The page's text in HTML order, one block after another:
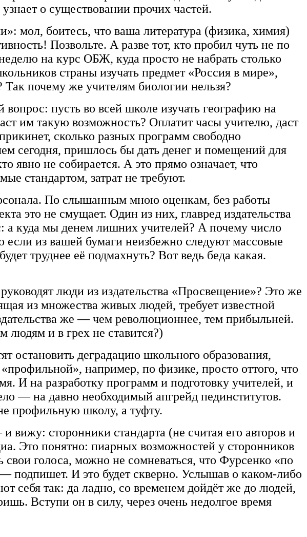
о существовании прочих частей.
мол, боитесь, что ваша литература (физика, химия)
Позвольте. А разве тот, кто пробил чуть не по
на курс ОБЖ, куда просто не набрать столько
страны изучать предмет «Россия в мире»,
почему же учителям биологии нельзя?
пусть во всей школе изучать географию на
им такую возможность? Оплатит часы учителю, даст
сколько разных программ свободно
сегодня, пришлось бы дать денег и помещений для
явно не собирается. А это прямо означает, что
стандартом, затрат не требуют.
По слышанным мною оценкам, без работы
это не смущает. Один из них, главред издательства
а куда мы денем лишних учителей? А почему число
если из вашей бумаги неизбежно следуют массовые
труднее её подмахнуть? Вот ведь беда какая.
люди из издательства «Просвещение»? Это же
из множества живых людей, требует известной
же — чем революционнее, тем прибыльней.
людям и в грех не ставится?)
остановить деградацию школьного образования,
например, по физике, просто оттого, что
И на разработку программ и подготовку учителей, и
— на давно необходимый апгрейд пединститутов.
профильную школу, а туфту.
вижу: сторонники стандарта (не считая его авторов и
Это понятно: пиарных возможностей у сторонников
голоса, можно не сомневаться, что Фурсенко «по
подпишет. И это будет скверно. Услышав о каком-либо
себя так: да ладно, со временем дойдёт же до людей,
Вступи он в силу, через очень недолгое время